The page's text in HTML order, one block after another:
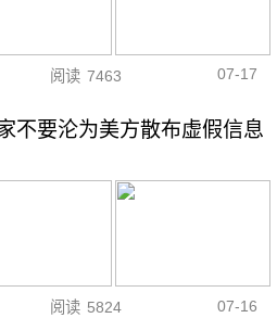
阅读 7463 07-17
不要沦为美方散布虚假信息
阅读 5824 07-16